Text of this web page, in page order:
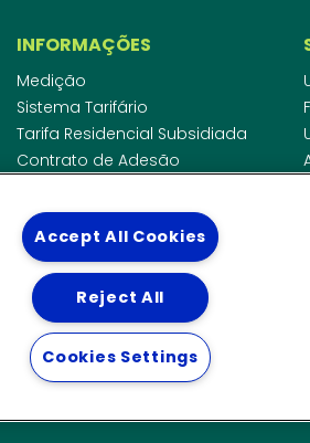
INFORMAÇÕES
Medição
Sistema Tarifário
Tarifa Residencial Subsidiada
Contrato de Adesão
Agências Reguladoras
Cobrança pela Disponibilidade
Padrão de Ligação de Água
Guia Cadastro Técnico
DIRETORIAS
Accept All Cookies
Reject All
Cookies Settings